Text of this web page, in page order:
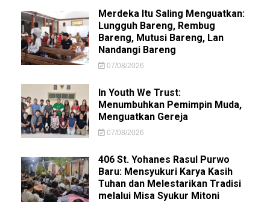
Merdeka Itu Saling Menguatkan:
Lungguh Bareng, Rembug
Bareng, Mutusi Bareng, Lan
Nandangi Bareng
07/08/2026
In Youth We Trust:
Menumbuhkan Pemimpin Muda,
Menguatkan Gereja
07/08/2026
406 St. Yohanes Rasul Purwo
Baru: Mensyukuri Karya Kasih
Tuhan dan Melestarikan Tradisi
melalui Misa Syukur Mitoni